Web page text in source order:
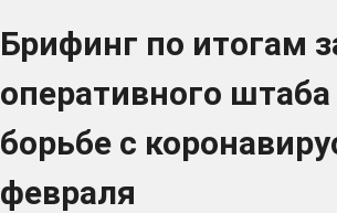
Брифинг по итогам
оперативного штаба
борьбе с
февраля